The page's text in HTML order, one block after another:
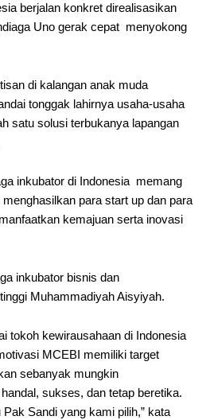
berjalan konkret direalisasikan
Uno gerak cepat menyokong
di kalangan anak muda
tonggak lahirnya usaha-usaha
satu solusi terbukanya lapangan
inkubator di Indonesia memang
para start up dan para
kemajuan serta inovasi
inkubator bisnis dan
Muhammadiyah Aisyiyah.
tokoh kewirausahaan di Indonesia
MCEBI memiliki target
sebanyak mungkin
sukses, dan tetap beretika.
Sandi yang kami pilih,” kata